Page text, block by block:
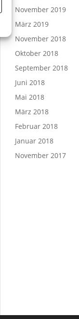
November 2019
März 2019
November 2018
Oktober 2018
September 2018
Juni 2018
Mai 2018
März 2018
Februar 2018
Januar 2018
November 2017